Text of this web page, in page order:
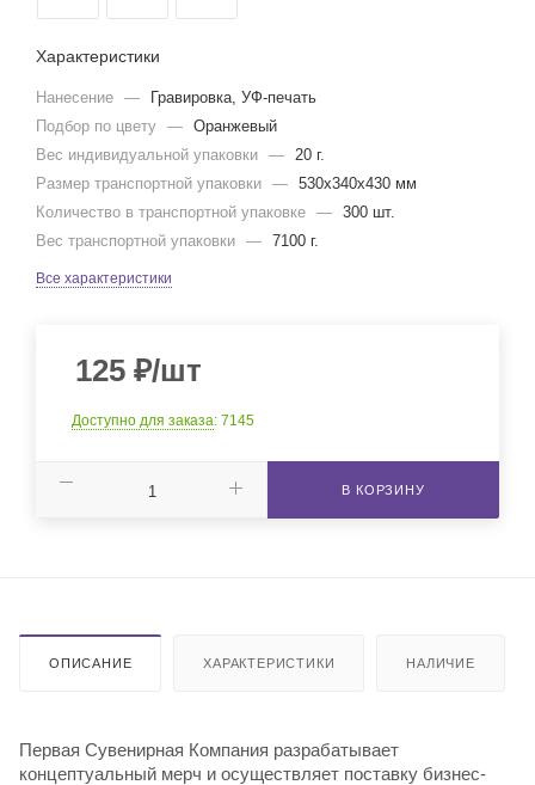
Характеристики
Нанесение —
Гравировка, УФ-печать
Подбор по цвету — Оранжевый
Вес индивидуальной упаковки — 20 г.
Размер транспортной упаковки — 530x340x430 мм
Количество в транспортной упаковке — 300 шт.
Вес транспортной упаковки — 7100 г.
Все характеристики
125 ₽/шт
Доступно для заказа: 7145
В КОРЗИНУ
ОПИСАНИЕ ХАРАКТЕРИСТИКИ НАЛИЧИЕ
Первая Сувенирная Компания разрабатывает
концептуальный мерч и осуществляет поставку бизнес-